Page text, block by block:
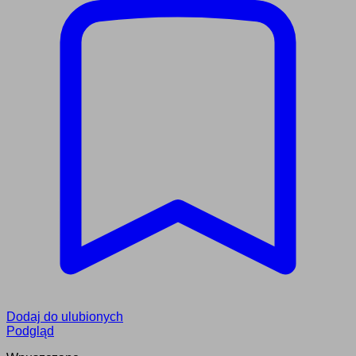
Dodaj do ulubionych
Podgląd